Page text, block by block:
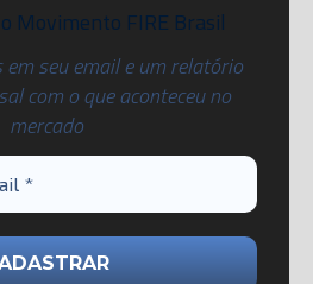
Movimento FIRE Brasil
em seu email e um relatório
com o que aconteceu no
mercado